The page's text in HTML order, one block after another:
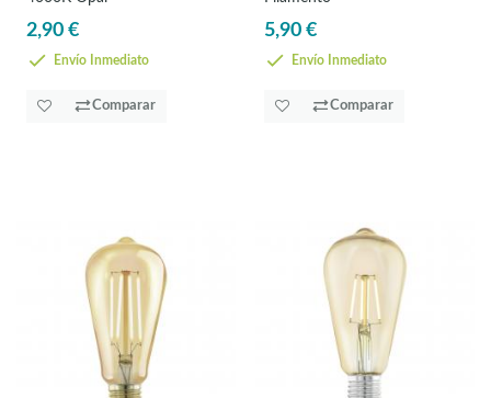
2,90 €
Envío Inmediato
Comparar
5,90 €
Envío Inmediato
Comparar